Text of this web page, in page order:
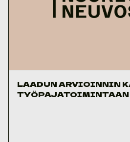
LAADUN ARVIOINNIN
TYÖPAJATOIMINTAAN